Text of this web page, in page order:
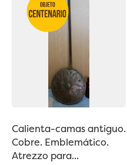
Calienta-camas antiguo.
Cobre. Emblemático.
Atrezzo para...